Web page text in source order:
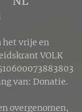
het vrije en
VOLK
van: Donatie.
overgenomen,